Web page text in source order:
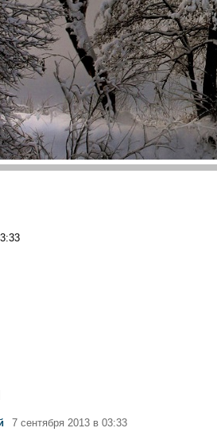
7 сентября 2013 в 03:33